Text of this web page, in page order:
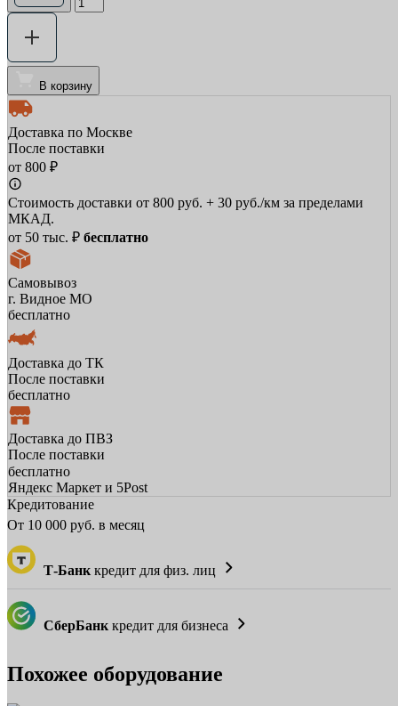
В корзину
Доставка по Москве
После поставки
от 800 ₽
Стоимость доставки от 800 руб. + 30 руб./км за пределами
МКАД.
от 50 тыс. ₽ бесплатно
Самовывоз
г. Видное МО
бесплатно
Доставка до ТК
После поставки
бесплатно
Доставка до ПВЗ
После поставки
бесплатно
Яндекс Маркет и 5Post
Кредитование
От 10 000 руб. в месяц
Т-Банк кредит для физ. лиц
СберБанк кредит для бизнеса
Похожее оборудование